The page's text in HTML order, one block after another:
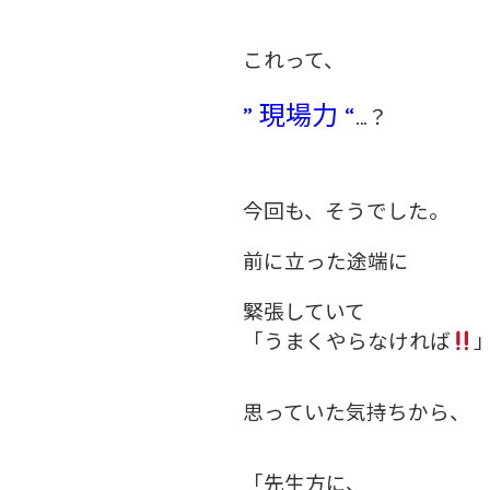
これって、
” 現場力 “…？
今回も、そうでした。
前に立った途端に
緊張していて
「うまくやらなければ
思っていた気持ちから、
「先生方に、